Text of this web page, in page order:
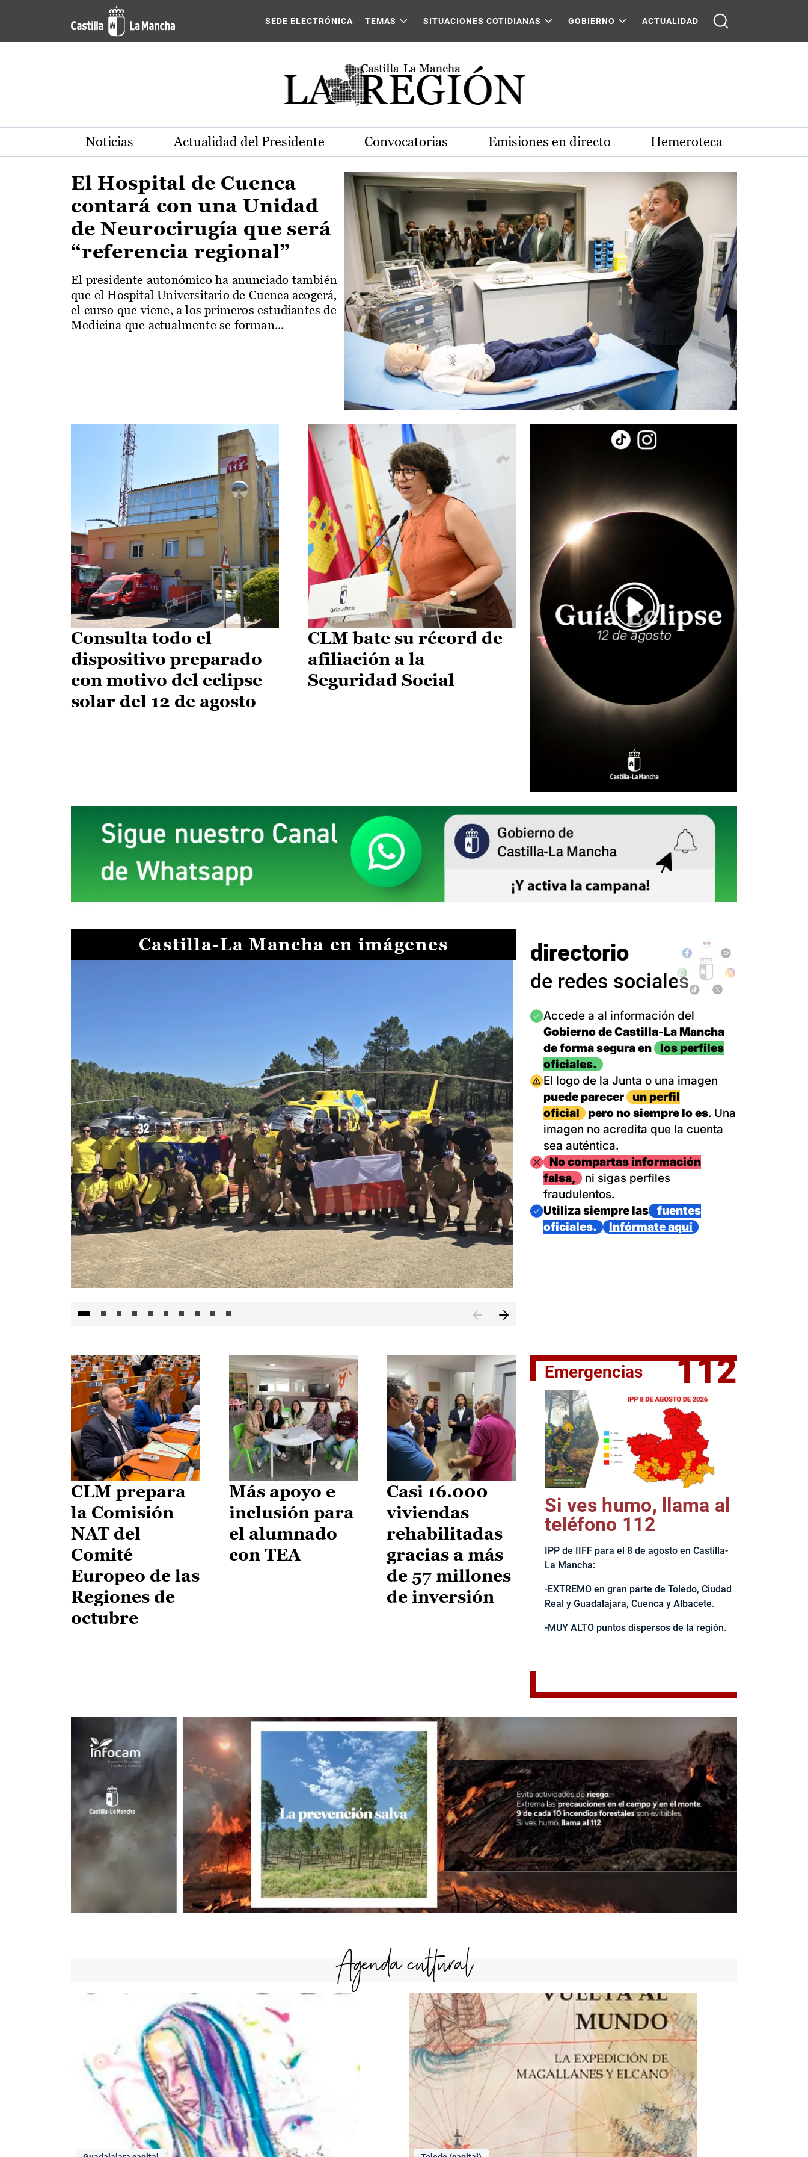
Pasar al contenido principal
Actualidad de la región de Castilla-La Mancha
SEDE ELECTRÓNICA TEMAS SITUACIONES COTIDIANAS GOBIERNO ACTUALIDAD
Noticias Actualidad del Presidente Convocatorias Emisiones en directo Hemeroteca
El Hospital de Cuenca
contará con una Unidad
de Neurocirugía que será
“referencia regional”
El presidente autonómico ha anunciado también
que el Hospital Universitario de Cuenca acogerá,
el curso que viene, a los primeros estudiantes de
Medicina que actualmente se forman...
Consulta todo el
dispositivo preparado
con motivo del eclipse
solar del 12 de agosto
CLM bate su récord de
afiliación a la
Seguridad Social
Castilla-La Mancha en imágenes
II Vuelta Ciclista CLM LEADER
directorio
de redes sociales
Imagen
Accede a al información del
Gobierno de Castilla-La Mancha
de forma segura en
los perfiles
oficiales.
Imagen
El logo de la Junta o una imagen
puede parecer
un perfil
oficial
pero no siempre lo es. Una
imagen no acredita que la cuenta
sea auténtica.
ImagenNo compartas información
falsa,
ni sigas perfiles
fraudulentos.
Imagen
Utiliza siempre las
fuentes
oficiales.
Infórmate aquí
CLM prepara
la Comisión
NAT del
Comité
Europeo de las
Regiones de
octubre
Más apoyo e
inclusión para
el alumnado
con TEA
Casi 16.000
viviendas
rehabilitadas
gracias a más
de 57 millones
de inversión
Emergencias 112
Si ves humo, llama al
teléfono 112
IPP de IIFF para el 8 de agosto en Castilla-
La Mancha:
-EXTREMO en gran parte de Toledo, Ciudad
Real y Guadalajara, Cuenca y Albacete.
-MUY ALTO puntos dispersos de la región.
Agenda cultural